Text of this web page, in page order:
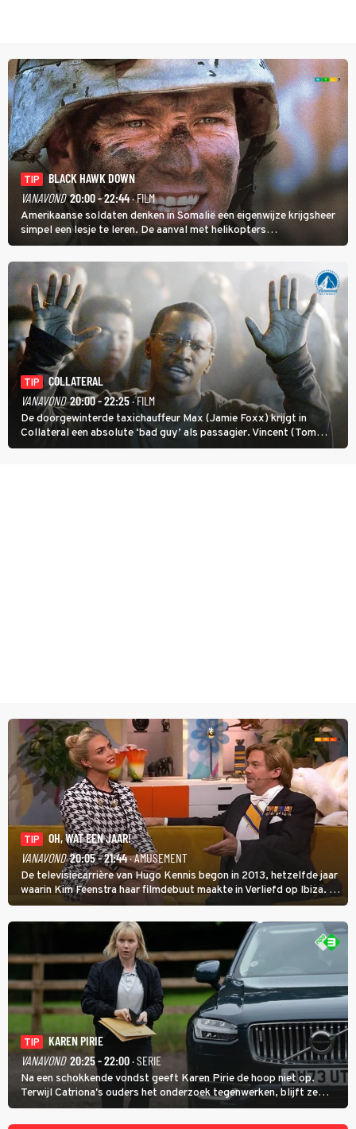
TIP
BLACK HAWK DOWN
VANAVOND 20:00 - 22:44· FILM
Amerikaanse soldaten denken in Somalië een eigenwijze krijgsheer
simpel een lesje te leren. De aanval met helikopters
verloopt in Black Hawk down dramatisch.
TIP
COLLATERAL
VANAVOND 20:00 - 22:25· FILM
De doorgewinterde taxichauffeur Max (Jamie Foxx) krijgt in
Collateral een absolute ‘bad guy’ als passagier. Vincent (Tom
Cruise) heeft hem nodig om hem de stad door te loodsen om een
TIP
OH, WAT EEN JAAR!
VANAVOND 20:05 - 21:44· AMUSEMENT
De televisiecarrière van Hugo Kennis begon in 2013, hetzelfde jaar
waarin Kim Feenstra haar filmdebuut maakte in Verliefd op Ibiza. In
Oh, Wat een Jaar! wordt duidelijk wat ze nog meer weten van het
jaar waarin ze allebei eindtwintigers waren.
TIP
KAREN PIRIE
VANAVOND 20:25 - 22:00· SERIE
Na een schokkende vondst geeft Karen Pirie de hoop niet op.
Terwijl Catriona's ouders het onderzoek tegenwerken, blijft ze
speuren naar Adam. In deze slotaflevering van Karen Pirie leidt het
spoor via Frankrijk en Italië naar Malta.